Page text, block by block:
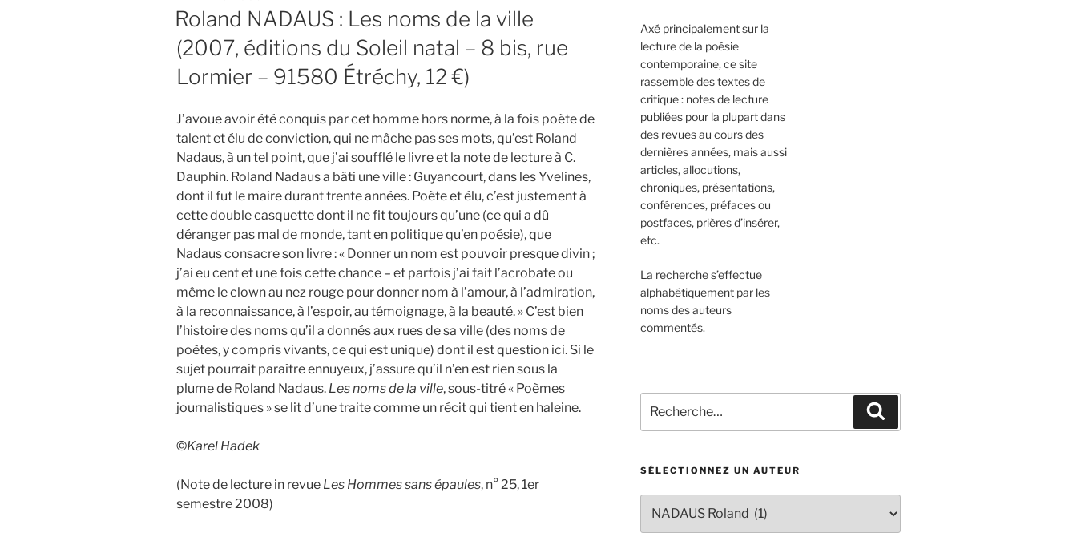
LE
Roland NADAUS : Les noms de la ville
(2007, éditions du Soleil natal – 8 bis, rue
Lormier – 91580 Étréchy, 12 €)
J’avoue avoir été conquis par cet homme hors norme, à la fois poète de
talent et élu de conviction, qui ne mâche pas ses mots, qu’est Roland
Nadaus, à un tel point, que j’ai soufflé le livre et la note de lecture à C.
Dauphin. Roland Nadaus a bâti une ville : Guyancourt, dans les Yvelines,
dont il fut le maire durant trente années. Poète et élu, c’est justement à
cette double casquette dont il ne fit toujours qu’une (ce qui a dû
déranger pas mal de monde, tant en politique qu’en poésie), que
Nadaus consacre son livre : « Donner un nom est pouvoir presque divin ;
j’ai eu cent et une fois cette chance – et parfois j’ai fait l’acrobate ou
même le clown au nez rouge pour donner nom à l’amour, à l’admiration,
à la reconnaissance, à l’espoir, au témoignage, à la beauté. » C’est bien
l’histoire des noms qu’il a donnés aux rues de sa ville (des noms de
poètes, y compris vivants, ce qui est unique) dont il est question ici. Si le
sujet pourrait paraître ennuyeux, j’assure qu’il n’en est rien sous la
plume de Roland Nadaus. Les noms de la ville, sous-titré « Poèmes
journalistiques » se lit d’une traite comme un récit qui tient en haleine.
©Karel Hadek
(Note de lecture in revue Les Hommes sans épaules, n° 25, 1er
semestre 2008)
Axé principalement sur la
lecture de la poésie
contemporaine, ce site
rassemble des textes de
critique : notes de lecture
publiées pour la plupart dans
des revues au cours des
dernières années, mais aussi
articles, allocutions,
chroniques, présentations,
conférences, préfaces ou
postfaces, prières d’insérer,
etc.
La recherche s’effectue
alphabétiquement par les
noms des auteurs
commentés.
pour
:
SÉLECTIONNEZ UN AUTEUR
auteur